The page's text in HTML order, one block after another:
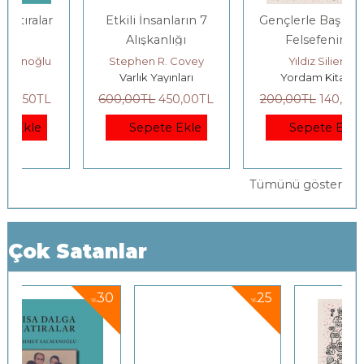
Etkili İnsanların 7
Alışkanlığı
Stephen R. Covey
Varlık Yayınları
600 TL 450,00TL
Sepete Ekle
Gençlerle Baş Başa:
Felsefenin
Bahçesinde
Yıldız Silier
Yordam Kitap
200 TL 140,00TL
Sepete Ekle
Tümünü göster
Çok Satanlar
30